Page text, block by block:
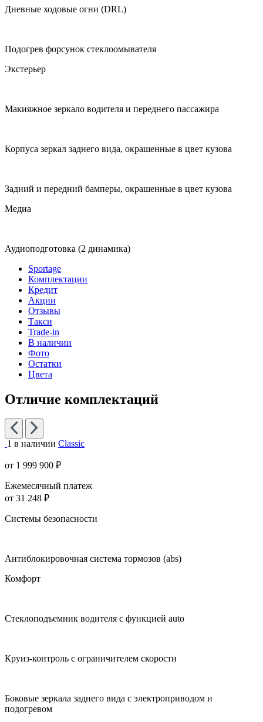
Дневные ходовые огни (DRL)
Подогрев форсунок стеклоомывателя
Экстерьер
Макияжное зеркало водителя и переднего пассажира
Корпуса зеркал заднего вида, окрашенные в цвет кузова
Задний и передний бамперы, окрашенные в цвет кузова
Медиа
Аудиоподготовка (2 динамика)
Sportage
Комплектации
Кредит
Акции
Отзывы
Такси
Trade-in
В наличии
Фото
Остатки
Цвета
Отличие комплектаций
1 в наличии Classic
от 1 999 900 ₽
Ежемесячный платеж
от 31 248 ₽
Системы безопасности
Антиблокировочная система тормозов (abs)
Комфорт
Стеклоподъемник водителя с функцией auto
Круиз-контроль с ограничителем скорости
Боковые зеркала заднего вида с электроприводом и
подогревом